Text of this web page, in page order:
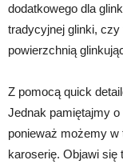
dodatkowego dla
tradycyjnej glinki,
powierzchnią
Z pomocą quick
Jednak pamiętajmy
ponieważ możemy
karoserię. Objawi